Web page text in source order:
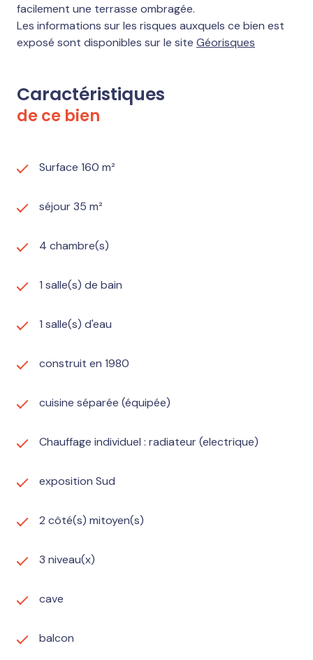
facilement une terrasse ombragée.
Les informations sur les risques auxquels ce bien est
exposé sont disponibles sur le site Géorisques
Caractéristiques
de ce bien
Surface 160 m²
séjour 35 m²
4 chambre(s)
1 salle(s) de bain
1 salle(s) d'eau
construit en 1980
cuisine séparée (équipée)
Chauffage individuel : radiateur (electrique)
exposition Sud
2 côté(s) mitoyen(s)
3 niveau(x)
cave
balcon